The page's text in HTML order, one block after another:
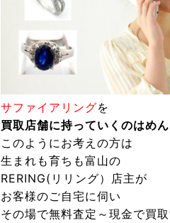
サファイアリングを
買取店舗に持っていくのはめん
このようにお考えの方は
生まれも育ちも富山の
RERING(リリング） 店主が
お客様のご自宅に伺い
その場で無料査定～現金で買